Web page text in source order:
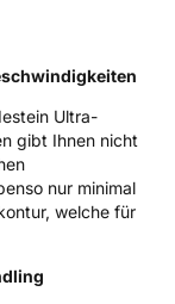
Ultra-
gibt Ihnen nicht
nur minimal
welche für